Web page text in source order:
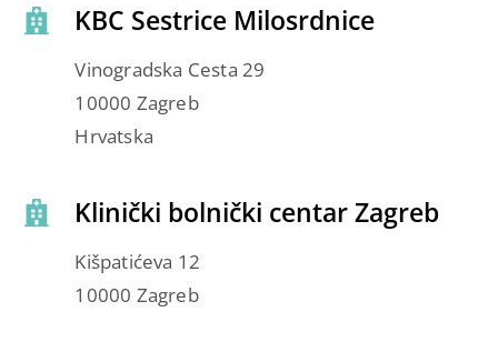
KBC Sestrice Milosrdnice
Vinogradska Cesta 29
10000 Zagreb
Hrvatska
Klinički bolnički centar Zagreb
Kišpatićeva 12
10000 Zagreb